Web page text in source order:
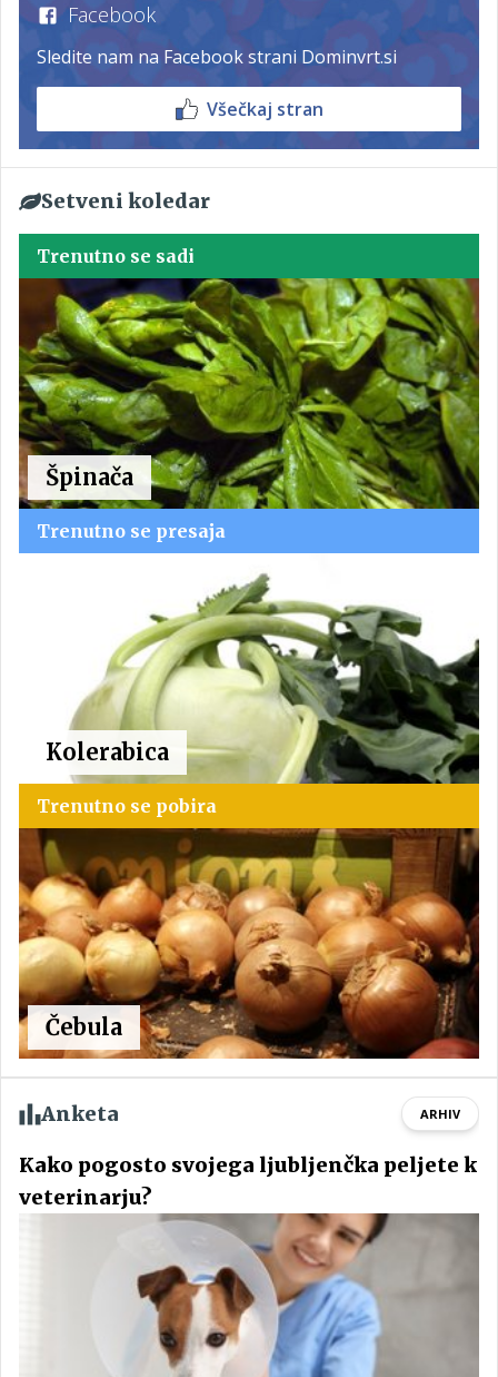
Facebook
Sledite nam na Facebook strani Dominvrt.si
Všečkaj stran
Setveni koledar
Trenutno se sadi
Špinača
Trenutno se presaja
Kolerabica
Trenutno se pobira
Čebula
Anketa ARHIV
Kako pogosto svojega ljubljenčka peljete k
veterinarju?